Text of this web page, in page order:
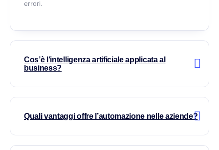
errori.
Cos’è l’intelligenza artificiale applicata al
business?
Quali vantaggi offre l’automazione nelle aziende?